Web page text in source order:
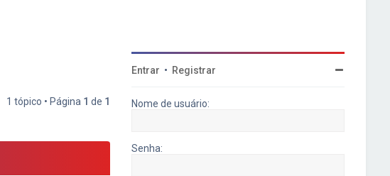
1 tópico • Página 1 de 1
Entrar • Registrar
Nome de usuário:
Senha: